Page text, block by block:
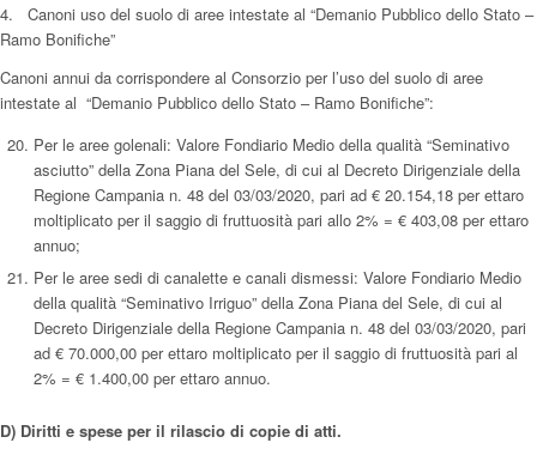
4. Canoni uso del suolo di aree intestate al “Demanio Pubblico dello Stato –
Ramo Bonifiche”
Canoni annui da corrispondere al Consorzio per l’uso del suolo di aree
intestate al “Demanio Pubblico dello Stato – Ramo Bonifiche”:
Per le aree golenali: Valore Fondiario Medio della qualità “Seminativo
asciutto” della Zona Piana del Sele, di cui al Decreto Dirigenziale della
Regione Campania n. 48 del 03/03/2020, pari ad € 20.154,18 per ettaro
moltiplicato per il saggio di fruttuosità pari allo 2% = € 403,08 per ettaro
annuo;
Per le aree sedi di canalette e canali dismessi: Valore Fondiario Medio
della qualità “Seminativo Irriguo” della Zona Piana del Sele, di cui al
Decreto Dirigenziale della Regione Campania n. 48 del 03/03/2020, pari
ad € 70.000,00 per ettaro moltiplicato per il saggio di fruttuosità pari al
2% = € 1.400,00 per ettaro annuo.
D) Diritti e spese per il rilascio di copie di atti.